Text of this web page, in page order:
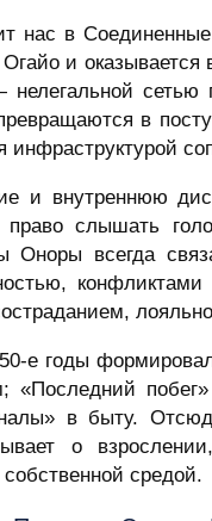
нас в
и
в
и внутреннюю
право слышать
Оноры всегда
е годы
в быту.
о
средой.